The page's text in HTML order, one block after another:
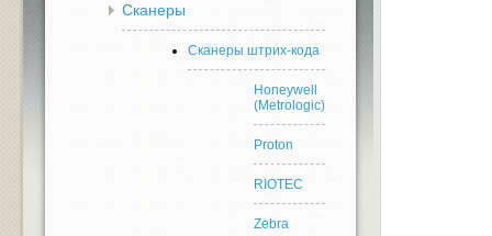
Сканеры
Сканеры штрих-кода
Honeywell
(Metrologic)
Proton
RIOTEC
Zebra